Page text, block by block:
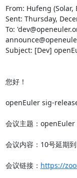
From: Hufeng (Solar,
Sent: Thursday,
To:
Subject: [Dev]
您好！
openEuler sig-
会议主题：
会议内容：10号延期
会议链接： https://